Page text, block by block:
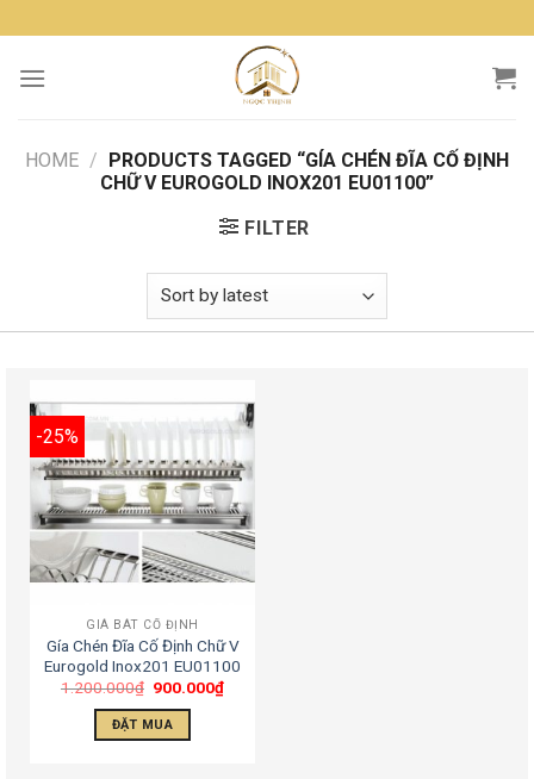
to
content
HOME / PRODUCTS TAGGED “GÍA CHÉN ĐĨA CỐ ĐỊNH
CHỮ V EUROGOLD INOX201 EU01100”
FILTER
-25%
GIÁ BÁT CỐ ĐỊNH
Gía Chén Đĩa Cố Định Chữ V
Eurogold Inox201 EU01100
1.200.000₫ 900.000₫
ĐẶT MUA